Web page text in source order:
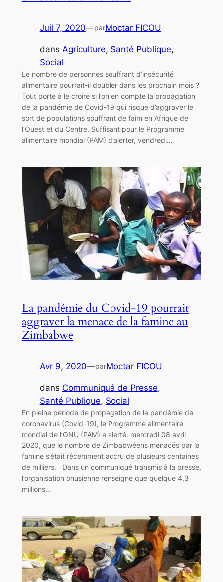
Juil 7, 2020—parMoctar FICOU
dans Agriculture, Santé Publique
Social
Le nombre de personnes souffrant d’insécurité
alimentaire pourrait-il doubler dans les prochain mois ?
Tout porte à le croire si l’on en compte la propagation
de la pandémie de Covid-19 qui risque d’aggraver le
sort de populations souffrant de faim en Afrique de
l’Ouest et du Centre. Suffisant pour le Programme
alimentaire mondial (PAM) d’alerter, vendredi…
La pandémie du Covid-19 pourrait
aggraver la menace de la famine au
Zimbabwe
Avr 9, 2020—parMoctar FICOU
dans Communiqué de Presse
Santé Publique, Social
En pleine période de propagation de la pandémie de
coronavirus (Covid-19), le Programme alimentaire
mondial de l’ONU (PAM) a alerté, mercredi 08 avril
2020, que le nombre de Zimbabwéens menacés par la
famine s’était récemment accru de plusieurs centaines
de milliers. Dans un communiqué transmis à la presse,
l’organisation onusienne renseigne que quelque 4,3
millions…